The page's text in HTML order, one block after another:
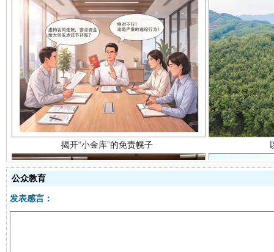
揭开“小金库”的免责幌子
公众教育
发表感言：